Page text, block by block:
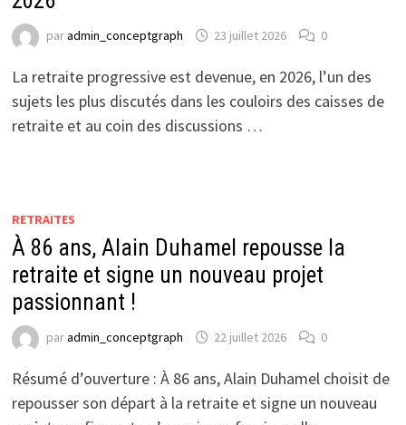
paradmin_conceptgraph 23 juillet 2026 0
La retraite progressive est devenue, en 2026, l’un des
sujets les plus discutés dans les couloirs des caisses de
retraite et au coin des discussions …
RETRAITES
À 86 ans, Alain Duhamel repousse la
retraite et signe un nouveau projet
passionnant !
paradmin_conceptgraph 22 juillet 2026 0
Résumé d’ouverture : À 86 ans, Alain Duhamel choisit de
repousser son départ à la retraite et signe un nouveau